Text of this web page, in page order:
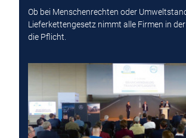
Ob bei Menschenrechten oder
Lieferkettengesetz nimmt alle Firmen in
die Pflicht.